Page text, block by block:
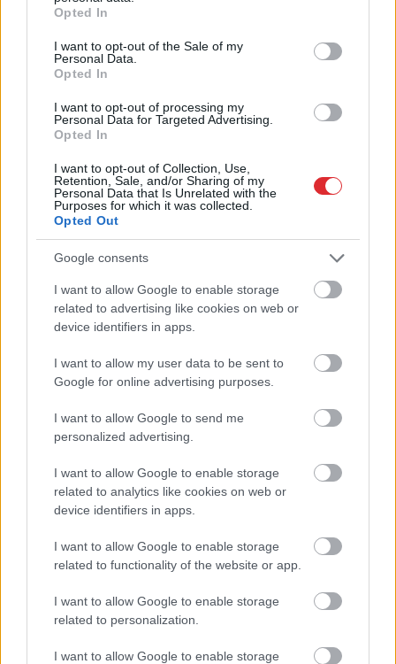
grant or deny consent to Google and its third-party tags to
use your data for below specified purposes in below Google
consent section.
Opted In
I want to opt-out of the Sale of my
Personal Data.
Opted In
I want to opt-out of processing my
Personal Data for Targeted Advertising.
Opted In
I want to opt-out of Collection, Use,
Retention, Sale, and/or Sharing of my
Personal Data that Is Unrelated with the
Purposes for which it was collected.
Opted Out
Google consents
I want to allow Google to enable storage
related to advertising like cookies on web or
device identifiers in apps.
I want to allow my user data to be sent to
Google for online advertising purposes.
I want to allow Google to send me
personalized advertising.
I want to allow Google to enable storage
related to analytics like cookies on web or
device identifiers in apps.
I want to allow Google to enable storage
related to functionality of the website or app.
I want to allow Google to enable storage
related to personalization.
I want to allow Google to enable storage
Piektdien laiks būs silts, bet
pūtīs brāzmains vējš
naudas nav – tūrisma
operatora “Digitours”
klienti nonākuši
situācijā
visa dzīve bija
priekšā!” Bauskas
novadā nošauto suņu
Atcelt Ziņot